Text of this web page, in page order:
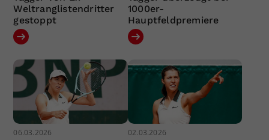
Weltranglistendritter
gestoppt
1000er-
Hauptfeldpremiere
06.03.2026 02.03.2026